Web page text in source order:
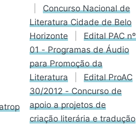
Concurso Nacional de
Literatura Cidade de Belo
Horizonte
Edital PAC nº
01 - Programas de Áudio
para Promoção da
Literatura
Edital ProAC
30/2012 - Concurso de
apoio a projetos de
criação literária e tradução